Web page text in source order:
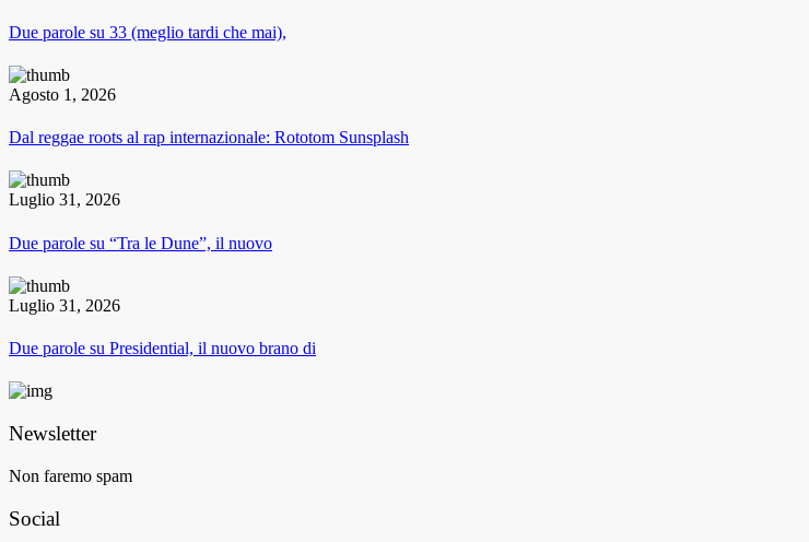
Due parole su 33 (meglio tardi che mai),
Agosto 1, 2026
Dal reggae roots al rap internazionale: Rototom Sunsplash
Luglio 31, 2026
Due parole su “Tra le Dune”, il nuovo
Luglio 31, 2026
Due parole su Presidential, il nuovo brano di
Newsletter
Non faremo spam
Social